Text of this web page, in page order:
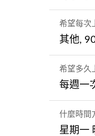
希望每次
其他,
希望多久
每週一
什麼時間
星期一